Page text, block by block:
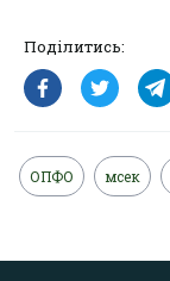
Поділитись:
ОПФО мсек